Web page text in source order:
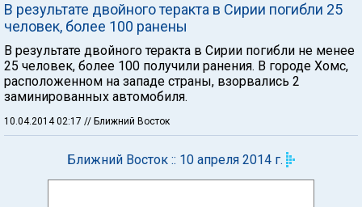
В результате двойного теракта в Сирии погибли 25
человек, более 100 ранены
В результате двойного теракта в Сирии погибли не менее
25 человек, более 100 получили ранения. В городе Хомс,
расположенном на западе страны, взорвались 2
заминированных автомобиля.
10.04.2014 02:17 // Ближний Восток
Ближний Восток :: 10 апреля 2014 г.